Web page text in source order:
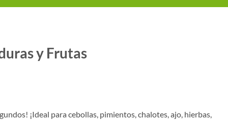
y Frutas
¡Ideal para cebollas, pimientos, chalotes, ajo, hierbas,